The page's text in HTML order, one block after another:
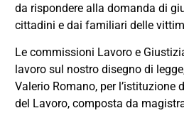
da rispondere alla domanda di
cittadini e dai familiari delle
Le commissioni Lavoro e
lavoro sul nostro disegno di
Valerio Romano, per l’istituzione
del Lavoro, composta da